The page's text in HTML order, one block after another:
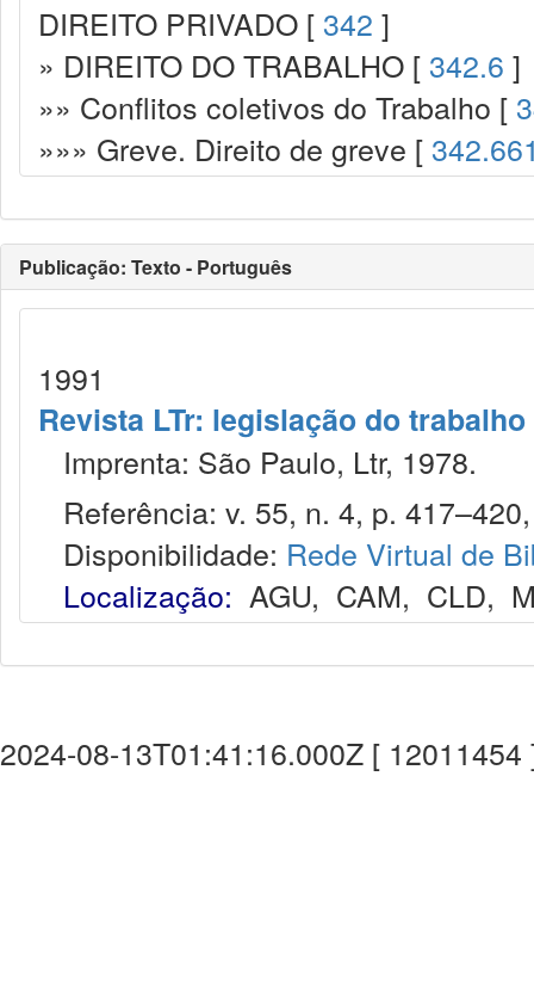
DIREITO PRIVADO [ 342 ]
» DIREITO DO TRABALHO [ 342.6 ]
»» Conflitos coletivos do Trabalho [
»»» Greve. Direito de greve [
Publicação: Texto - Português
1991
Revista LTr: legislação do trabalho
Imprenta: São Paulo, Ltr, 1978.
Referência: v. 55, n. 4, p.
Disponibilidade: Rede Virtual de
Localização: AGU, CAM, CLD,
2024-08-13T01:41:16.000Z [ 12011454